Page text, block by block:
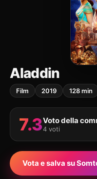
Aladdin
Film 2019 128 min
7.3Voto della
4 voti
Vota e salva su